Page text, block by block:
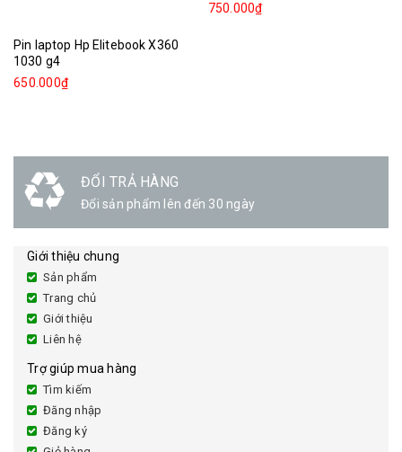
Pin laptop Hp Elitebook X360
1030 g4
650.000₫
750.000₫
ĐỔI TRẢ HÀNG
Đổi sản phẩm lên đến 30 ngày
Giới thiệu chung
Sản phẩm
Trang chủ
Giới thiệu
Liên hệ
Trợ giúp mua hàng
Tìm kiếm
Đăng nhập
Đăng ký